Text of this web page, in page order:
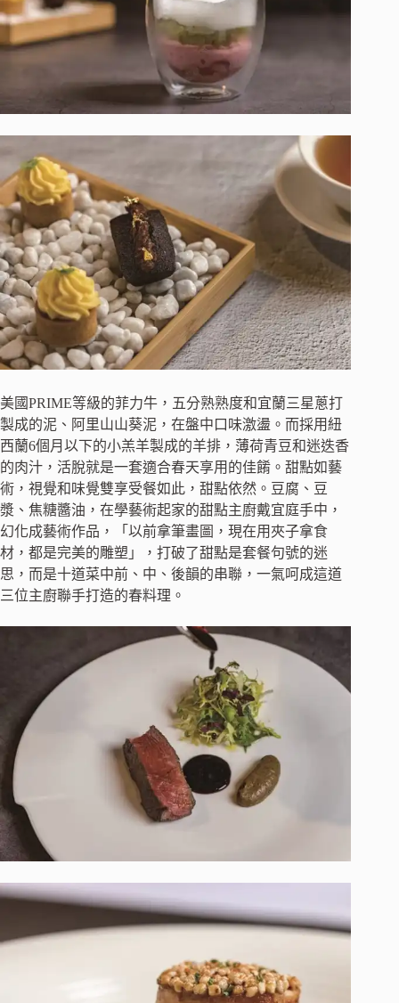
美國PRIME等級的菲力牛，五分熟熟度和宜蘭三星蔥打
製成的泥、阿里山山葵泥，在盤中口味激盪。而採用紐
西蘭6個月以下的小羔羊製成的羊排，薄荷青豆和迷迭香
的肉汁，活脫就是一套適合春天享用的佳餚。甜點如藝
術，視覺和味覺雙享受餐如此，甜點依然。豆腐、豆
漿、焦糖醬油，在學藝術起家的甜點主廚戴宜庭手中，
幻化成藝術作品，「以前拿筆畫圖，現在用夾子拿食
材，都是完美的雕塑」，打破了甜點是套餐句號的迷
思，而是十道菜中前、中、後韻的串聯，一氣呵成這道
三位主廚聯手打造的春料理。